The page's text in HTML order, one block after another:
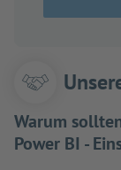
Warum
Power BI -